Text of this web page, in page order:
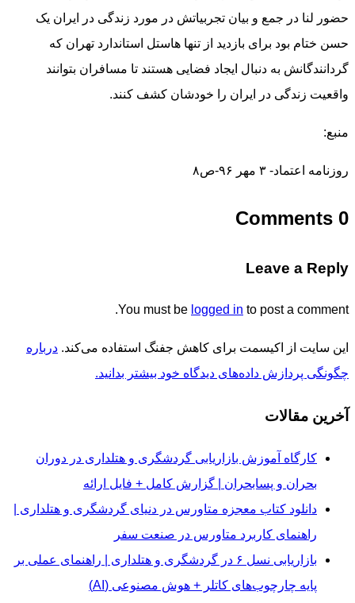
حضور لنا در جمع و بیان تجربیاتش در مورد زندگی در ایران یک
حسن ختام بود برای بازدید از تنها هاستل استاندارد تهران که
گردانندگانش به دنبال ایجاد فضایی هستند تا مسافران بتوانند
واقعیت زندگی در ایران را خودشان کشف کنند.
منبع:
روزنامه اعتماد- ۳ مهر ۹۶-ص۸
0 Comments
Leave a Reply
You must be logged in to post a comment.
این سایت از اکیسمت برای کاهش جفنگ استفاده می‌کند. درباره
چگونگی پردازش داده‌های دیدگاه خود بیشتر بدانید.
آخرین مقالات
کارگاه آموزش بازاریابی گردشگری و هتلداری در دوران
بحران و پسابحران | گزارش کامل + فایل ارائه
دانلود کتاب معجزه متاورس در دنیای گردشگری و هتلداری |
راهنمای کاربرد متاورس در صنعت سفر
بازاریابی نسل ۶ در گردشگری و هتلداری | راهنمای عملی بر
پایه چارچوب‌های کاتلر + هوش مصنوعی (AI)